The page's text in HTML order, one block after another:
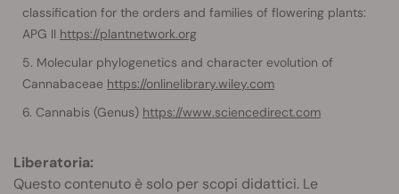
classification for the orders and families of flowering plants:
APG II https://plantnetwork.org
Molecular phylogenetics and character evolution of
Cannabaceae https://onlinelibrary.wiley.com
Cannabis (Genus) https://www.sciencedirect.com
Liberatoria:
Questo contenuto è solo per scopi didattici. Le